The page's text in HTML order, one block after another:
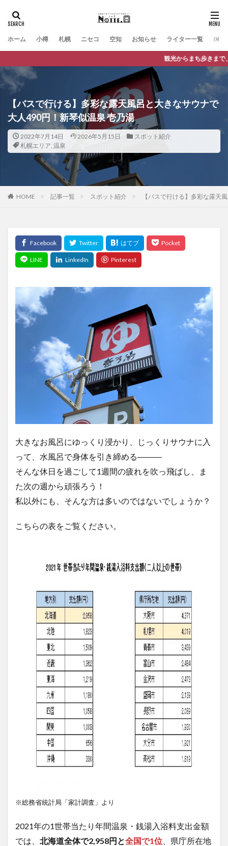
ホーム 小樽 札幌 ニセコ 空知 お知らせ ライター一覧
観光からまち歩きまで、バスに乗っておでかけが
【バスで行ける】多彩な露天風呂と大きなサウナで
大人490円！新琴似温泉 壱乃湯
2022年7月14日 2026年5月15日
スポット紹介
札幌エリア, 温泉
HOME 記事一覧 スポット紹介 【バスで行ける】多彩な露天
大きなお風呂にゆっくり浸かり、じっくりサウナに入
って、水風呂で身体を引き締める―――
そんな休日を過ごして1週間の疲れを吹っ飛ばし、ま
た次の週から頑張ろう！
私以外にも、そんな方は多いのではないでしょうか？
こちらの表をご覧ください。
※総務省統計局「家計調査」より
2021年の1世帯当たり年間温泉・銭湯入浴料支出金額
では、 北海道全体で2,958円と全国で1位 、県庁所在地